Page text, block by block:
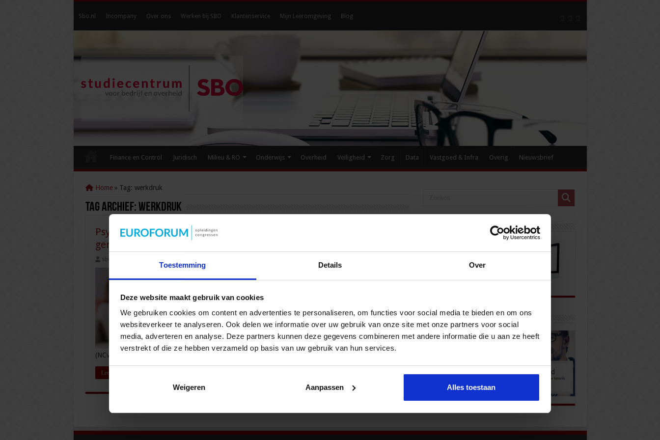
Toestemming Details Over
Deze website maakt gebruik van cookies
We gebruiken cookies om content en advertenties te personaliseren, om functies voor social media te bieden en om ons
websiteverkeer te analyseren. Ook delen we informatie over uw gebruik van onze site met onze partners voor social
media, adverteren en analyse. Deze partners kunnen deze gegevens combineren met andere informatie die u aan ze heeft
verstrekt of die ze hebben verzameld op basis van uw gebruik van hun services.
Weigeren Aanpassen Alles toestaan
Sbo.nl Incompany Over ons Werken bij SBO Klantenservice Mijn Leeromgeving Blog
Finance en Control Juridisch Milieu & RO Onderwijs Overheid Veiligheid Zorg Data Vastgoed & Infra Overig Nieuwsbrief
Home » Tag: werkdruk
Tag Archief: werkdruk
Psychische klachten en lichamelijke aandoeningen blijven meest
gemelde beroepsziekten
sbo
houding- en bewegingsapparaat blijven de
meest gemelde beroepsziekten in Nederland in
3% gestegen terwijl het aantal meldingen gelijk
is gebleven ten opzichte van het jaar ervoor.
Dat staat in het nieuwe rapport van het
Nederlands Centrum voor Beroepsziekten
(NCvB). Het rapport ‘Beroepsziekten in Cijfers 2026’ beschrijft door bedrijfsartsen bij …
Lees verder »
Bekijk onze opleidingen